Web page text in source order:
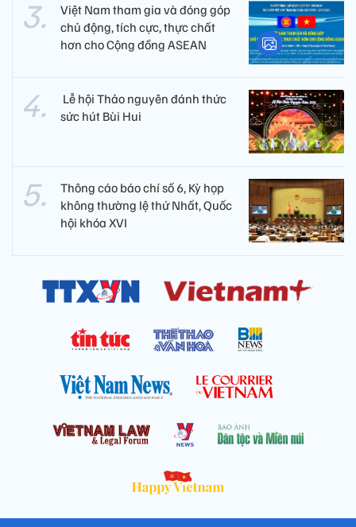
Việt Nam tham gia và đóng góp
chủ động, tích cực, thực chất
hơn cho Cộng đồng ASEAN
​ Lễ hội Thảo nguyên đánh thức
sức hút Bùi Hui
Thông cáo báo chí số 6, Kỳ họp
không thường lệ thứ Nhất, Quốc
hội khóa XVI